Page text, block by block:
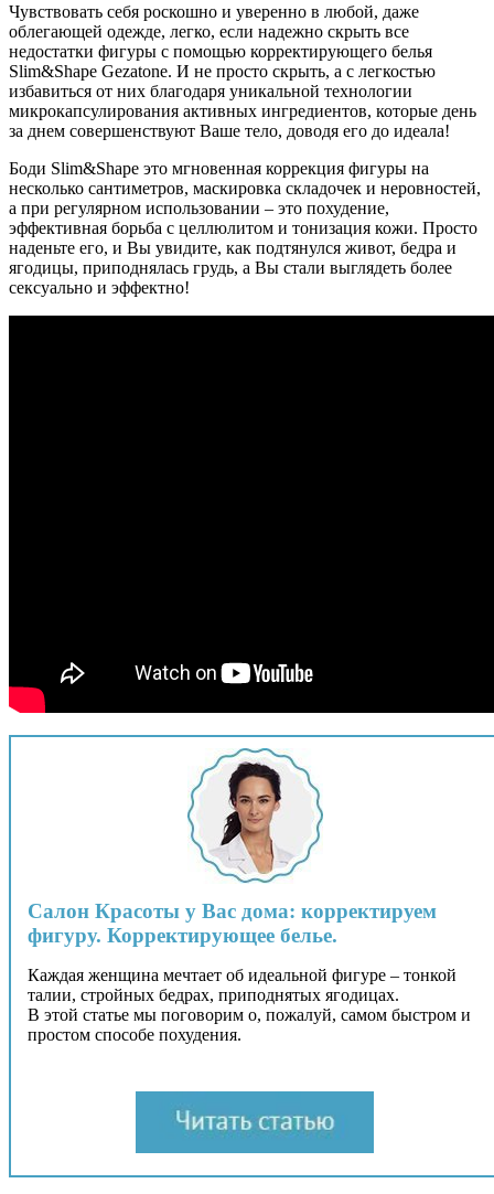
Чувствовать себя роскошно и уверенно в любой, даже
облегающей одежде, легко, если надежно скрыть все
недостатки фигуры с помощью корректирующего белья
Slim&Shape Gezatone. И не просто скрыть, а с легкостью
избавиться от них благодаря уникальной технологии
микрокапсулирования активных ингредиентов, которые день
за днем совершенствуют Ваше тело, доводя его до идеала!
Боди Slim&Shape это мгновенная коррекция фигуры на
несколько сантиметров, маскировка складочек и неровностей,
а при регулярном использовании – это похудение,
эффективная борьба с целлюлитом и тонизация кожи. Просто
наденьте его, и Вы увидите, как подтянулся живот, бедра и
ягодицы, приподнялась грудь, а Вы стали выглядеть более
сексуально и эффектно!
Салон Красоты у Вас дома: корректируем
фигуру. Корректирующее белье.
Каждая женщина мечтает об идеальной фигуре – тонкой
талии, стройных бедрах, приподнятых ягодицах.
В этой статье мы поговорим о, пожалуй, самом быстром и
простом способе похудения.